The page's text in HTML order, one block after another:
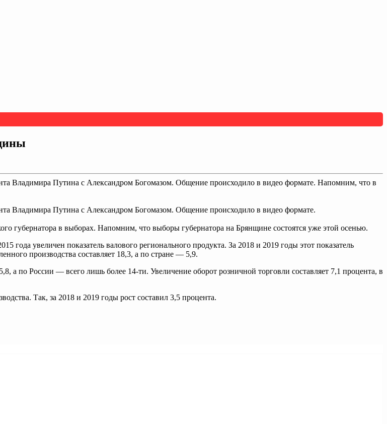
Владимира Путина с Александром Богомазом. Общение происходило в видео формате. Напомним, что в
Владимира Путина с Александром Богомазом. Общение происходило в видео формате.
губернатора в выборах. Напомним, что выборы губернатора на Брянщине состоятся уже этой осенью.
увеличен показатель валового регионального продукта. За 2018 и 2019 годы этот показатель
производства составляет 18,3, а по стране — 5,9.
а по России — всего лишь более 14-ти. Увеличение оборот розничной торговли составляет 7,1 процента, в
Так, за 2018 и 2019 годы рост составил 3,5 процента.